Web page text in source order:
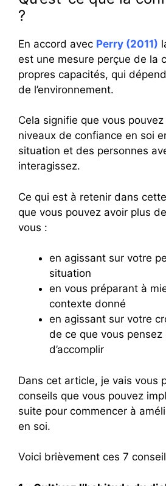
?
En accord avec Perry (2011)
est une mesure perçue de la
propres capacités, qui
de l’environnement.
Cela signifie que vous
niveaux de confiance en soi
situation et des personnes
interagissez.
Ce qui est à retenir dans
que vous pouvez avoir plus
vous :
en agissant sur votre
situation
en vous préparant à
contexte donné
en agissant sur votre
de ce que vous pensez
d’accomplir
Dans cet article, je vais vous
conseils que vous pouvez
suite pour commencer à
en soi.
Voici brièvement ces 7